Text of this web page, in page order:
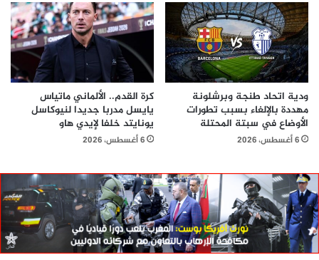
ودية اتحاد طنجة وبرشلونة
مهددة بالإلغاء بسبب تطورات
الأوضاع في سبتة المحتلة
6 أغسطس، 2026
كرة القدم.. الألماني ماتياس
يايسل مدربا جديدا لنيوكاسل
يونايتد خلفا لإيدي هاو
6 أغسطس، 2026